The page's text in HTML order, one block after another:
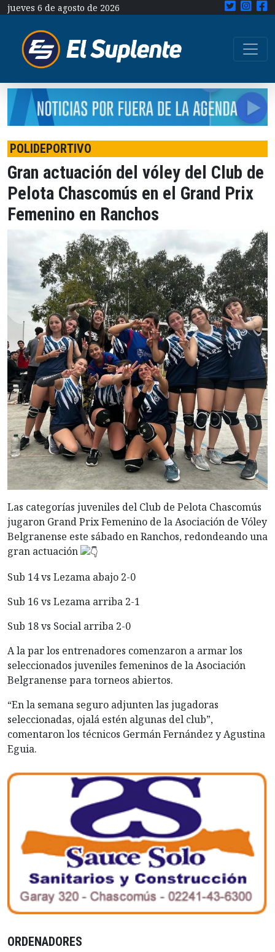
jueves 6 de agosto de 2026
POLIDEPORTIVO
Gran actuación del vóley del Club de
Pelota Chascomús en el Grand Prix
Femenino en Ranchos
Las categorías juveniles del Club de Pelota Chascomús
jugaron Grand Prix Femenino de la Asociación de Vóley
Belgranense este sábado en Ranchos, redondeando una
gran actuación
Sub 14 vs Lezama abajo 2-0
Sub 16 vs Lezama arriba 2-1
Sub 18 vs Social arriba 2-0
A la par los entrenadores comenzaron a armar los
seleccionados juveniles femeninos de la Asociación
Belgranense para torneos abiertos.
“En la semana seguro adjunten las jugadoras
seleccionadas, ojalá estén algunas del club”,
comentaron los técnicos Germán Fernández y Agustina
Eguia.
ORDENADORES